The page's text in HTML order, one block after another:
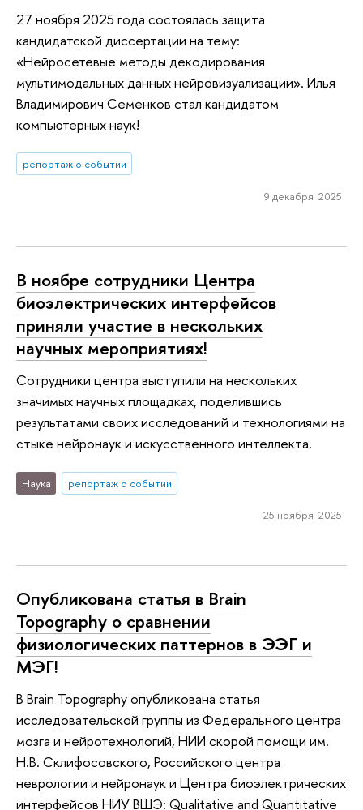
27 ноября 2025 года состоялась защита
кандидатской диссертации на тему:
«Нейросетевые методы декодирования
мультимодальных данных нейровизуализации». Илья
Владимирович Семенков стал кандидатом
компьютерных наук!
репортаж о событии
9 декабря 2025
В ноябре сотрудники Центра
биоэлектрических интерфейсов
приняли участие в нескольких
научных мероприятиях!
Сотрудники центра выступили на нескольких
значимых научных площадках, поделившись
результатами своих исследований и технологиями на
стыке нейронаук и искусственного интеллекта.
Наука репортаж о событии
25 ноября 2025
Опубликована статья в Brain
Topography о сравнении
физиологических паттернов в ЭЭГ и
МЭГ!
В Brain Topography опубликована статья
исследовательской группы из Федерального центра
мозга и нейротехнологий, НИИ скорой помощи им.
Н.В. Склифосовского, Российского центра
неврологии и нейронаук и Центра биоэлектрических
интерфейсов НИУ ВШЭ: Qualitative and Quantitative